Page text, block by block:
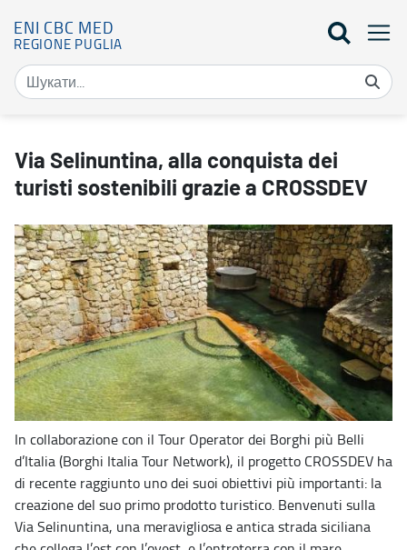
ENI CBC MED
REGIONE PUGLIA
Via Selinuntina, alla conquista dei
turisti sostenibili grazie a CROSSDEV
In collaborazione con il Tour Operator dei Borghi più Belli
d’Italia (Borghi Italia Tour Network), il progetto CROSSDEV ha
di recente raggiunto uno dei suoi obiettivi più importanti: la
creazione del suo primo prodotto turistico. Benvenuti sulla
Via Selinuntina, una meravigliosa e antica strada siciliana